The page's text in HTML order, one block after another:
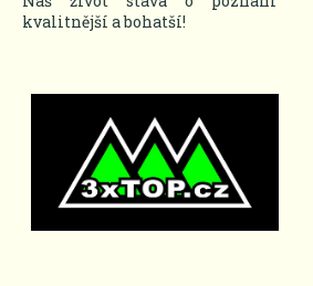
kvalitnější a bohatší!